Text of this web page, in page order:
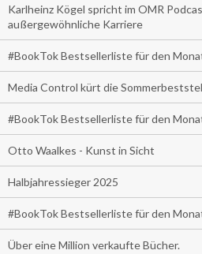
Karlheinz Kögel spricht im OMR
außergewöhnliche Karriere
#BookTok Bestsellerliste für den
Media Control kürt die
#BookTok Bestsellerliste für den
Otto Waalkes - Kunst in Sicht
Halbjahressieger 2025
#BookTok Bestsellerliste für den
Über eine Million verkaufte Bücher.